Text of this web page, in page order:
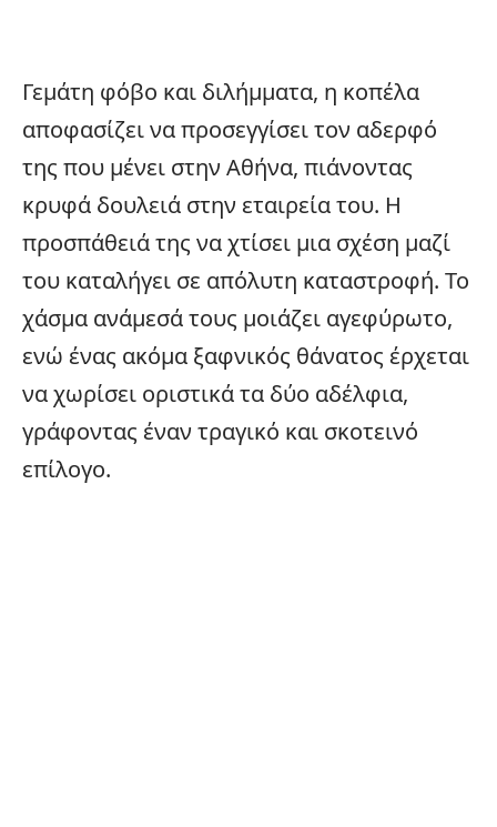
Γεμάτη φόβο και διλήμματα, η κοπέλα
αποφασίζει να προσεγγίσει τον αδερφό
της που μένει στην Αθήνα, πιάνοντας
κρυφά δουλειά στην εταιρεία του. Η
προσπάθειά της να χτίσει μια σχέση μαζί
του καταλήγει σε απόλυτη καταστροφή. Το
χάσμα ανάμεσά τους μοιάζει αγεφύρωτο,
ενώ ένας ακόμα ξαφνικός θάνατος έρχεται
να χωρίσει οριστικά τα δύο αδέλφια,
γράφοντας έναν τραγικό και σκοτεινό
επίλογο.